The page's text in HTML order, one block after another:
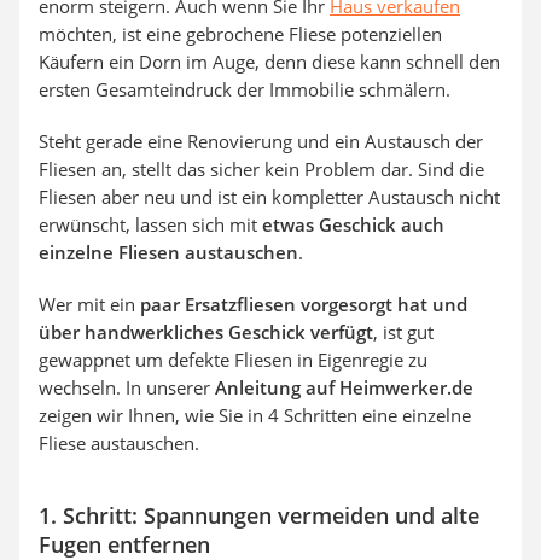
enorm steigern. Auch wenn Sie Ihr Haus verkaufen
möchten, ist eine gebrochene Fliese potenziellen
Käufern ein Dorn im Auge, denn diese kann schnell den
ersten Gesamteindruck der Immobilie schmälern.
Steht gerade eine Renovierung und ein Austausch der
Fliesen an, stellt das sicher kein Problem dar. Sind die
Fliesen aber neu und ist ein kompletter Austausch nicht
erwünscht, lassen sich mit etwas Geschick auch
einzelne Fliesen austauschen.
Wer mit ein paar Ersatzfliesen vorgesorgt hat und
über handwerkliches Geschick verfügt, ist gut
gewappnet um defekte Fliesen in Eigenregie zu
wechseln. In unserer Anleitung auf Heimwerker.de
zeigen wir Ihnen, wie Sie in 4 Schritten eine einzelne
Fliese austauschen.
1. Schritt: Spannungen vermeiden und alte
Fugen entfernen